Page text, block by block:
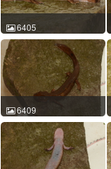
6405
龙洞山溪鲵 Batrachuperus
londongensis 陈进民
2014-06-17 18:10:22 中国
四川 ACM id:6405
6409
龙洞山溪鲵 Batrachuperus
londongensis 陈进民
2014-06-17 18:13:37 中国
四川 ACM id:6409